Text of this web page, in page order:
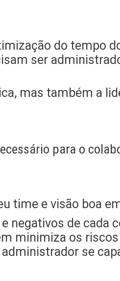
do tempo
ser
mas também a
para o
time e visão boa
negativos de cada
minimiza os
se